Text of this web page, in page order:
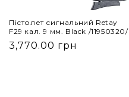
Пістолет сигнальний Retay
F29 кал. 9 мм. Black /11950320/
3,770.00 грн